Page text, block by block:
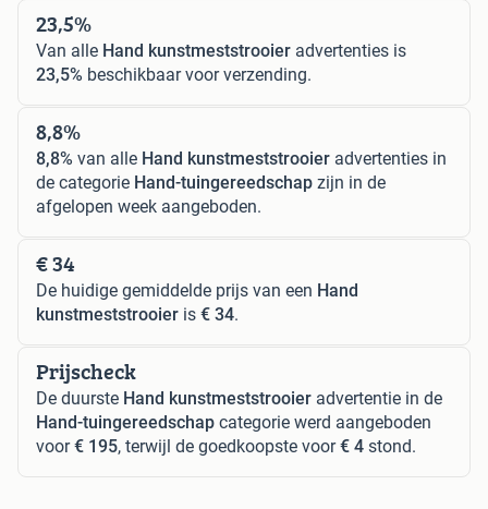
23,5%
Van alle Hand kunstmeststrooier advertenties is
23,5% beschikbaar voor verzending.
8,8%
8,8% van alle Hand kunstmeststrooier advertenties in
de categorie Hand-tuingereedschap zijn in de
afgelopen week aangeboden.
€ 34
De huidige gemiddelde prijs van een Hand
kunstmeststrooier is € 34.
Prijscheck
De duurste Hand kunstmeststrooier advertentie in de
Hand-tuingereedschap categorie werd aangeboden
voor€ 195, terwijl de goedkoopste voor€ 4 stond.